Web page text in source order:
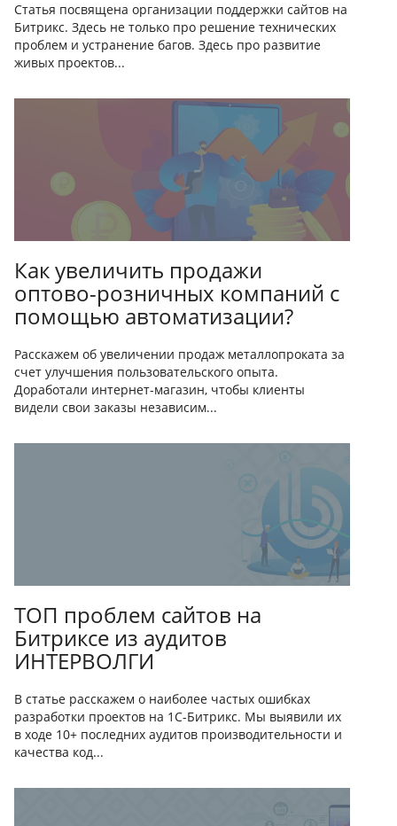
Статья посвящена организации поддержки сайтов на
Битрикс. Здесь не только про решение технических
проблем и устранение багов. Здесь про развитие
живых проектов...
Как увеличить продажи
оптово-розничных компаний с
помощью автоматизации?
Расскажем об увеличении продаж металлопроката за
счет улучшения пользовательского опыта.
Доработали интернет-магазин, чтобы клиенты
видели свои заказы независим...
ТОП проблем сайтов на
Битриксе из аудитов
ИНТЕРВОЛГИ
В статье расскажем о наиболее частых ошибках
разработки проектов на 1С-Битрикс. Мы выявили их
в ходе 10+ последних аудитов производительности и
качества код...